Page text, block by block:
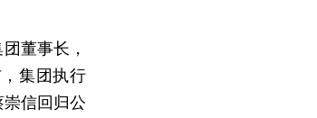
董事长，
集团执行
信回归公